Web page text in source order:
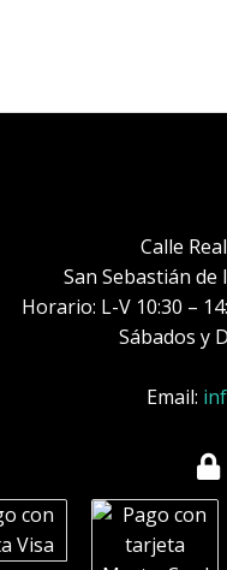
Calle
San Sebastián de
Horario: L-V 10:30 –
Sábados y
Email: